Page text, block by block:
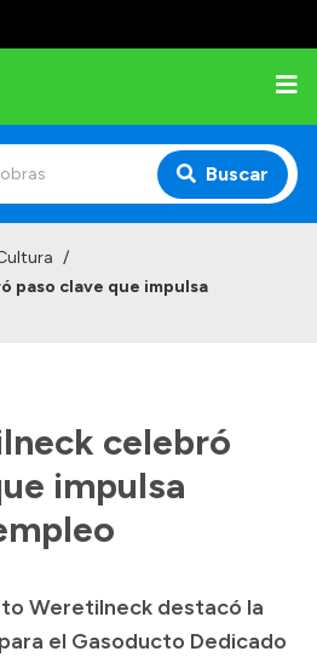
Buscar
/
paso clave que impulsa
celebró
impulsa
Weretilneck destacó la
el Gasoducto Dedicado